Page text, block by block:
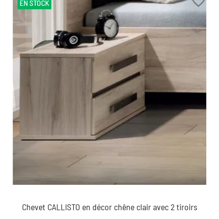
Chevet CALLISTO en décor chêne clair avec 2 tiroirs
EN STOCK